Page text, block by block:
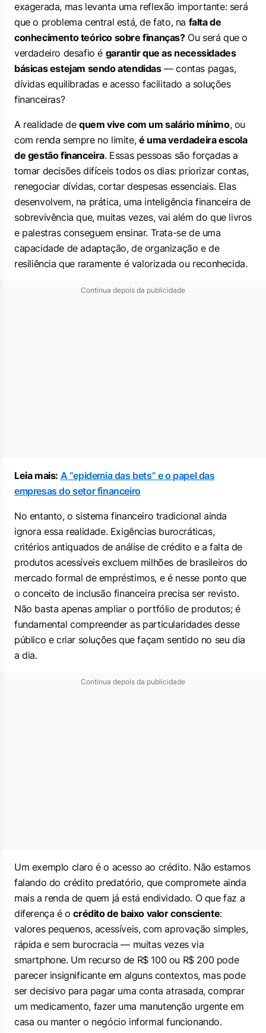
exagerada, mas levanta uma reflexão importante: será
que o problema central está, de fato, na falta de
conhecimento teórico sobre finanças?Ou será que o
verdadeiro desafio é garantir que as necessidades
básicas estejam sendo atendidas— contas pagas,
dívidas equilibradas e acesso facilitado a soluções
financeiras?
A realidade de quem vive com um salário mínimo, ou
com renda sempre no limite, é uma verdadeira escola
de gestão financeira. Essas pessoas são forçadas a
tomar decisões difíceis todos os dias: priorizar contas,
renegociar dívidas, cortar despesas essenciais. Elas
desenvolvem, na prática, uma inteligência financeira de
sobrevivência que, muitas vezes, vai além do que livros
e palestras conseguem ensinar. Trata-se de uma
capacidade de adaptação, de organização e de
resiliência que raramente é valorizada ou reconhecida.
Continua depois da publicidade
Leia mais: A “epidemia das bets” e o papel das
empresas do setor financeiro
No entanto, o sistema financeiro tradicional ainda
ignora essa realidade. Exigências burocráticas,
critérios antiquados de análise de crédito e a falta de
produtos acessíveis excluem milhões de brasileiros do
mercado formal de empréstimos, e é nesse ponto que
o conceito de inclusão financeira precisa ser revisto.
Não basta apenas ampliar o portfólio de produtos; é
fundamental compreender as particularidades desse
público e criar soluções que façam sentido no seu dia
a dia.
Continua depois da publicidade
Um exemplo claro é o acesso ao crédito. Não estamos
falando do crédito predatório, que compromete ainda
mais a renda de quem já está endividado. O que faz a
diferença é ocrédito de baixo valor consciente:
valores pequenos, acessíveis, com aprovação simples,
rápida e sem burocracia — muitas vezes via
smartphone. Um recurso de R$ 100 ou R$ 200 pode
parecer insignificante em alguns contextos, mas pode
ser decisivo para pagar uma conta atrasada, comprar
um medicamento, fazer uma manutenção urgente em
casa ou manter o negócio informal funcionando.